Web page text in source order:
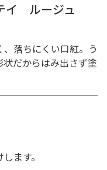
イ ルージュ
落ちにくい口紅。う
だからはみ出さず塗
ます。